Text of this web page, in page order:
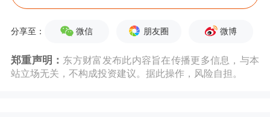
同时，总部位于德国法兰克福的欧洲中
央银行召开货币政策会议，决定将存款
机制利率下调25个基点至3.50%；下调
分享至： 微信 朋友圈 微博
郑重声明： 东方财富发布此内容旨在传播更多信息，与本
站立场无关，不构成投资建议。据此操作，风险自担。